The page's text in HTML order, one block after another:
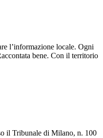
l’informazione locale. Ogni
bene. Con il territorio
il Tribunale di Milano, n. 100